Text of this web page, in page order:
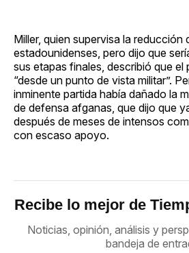
Miller, quien supervisa la reducción
estadounidenses, pero dijo que
sus etapas finales, describió que el
“desde un punto de vista militar”.
inminente partida había dañado la
de defensa afganas, que dijo que
después de meses de intensos
con escaso apoyo.
Recibe lo mejor de
Noticias, opinión, análisis y
bandeja de